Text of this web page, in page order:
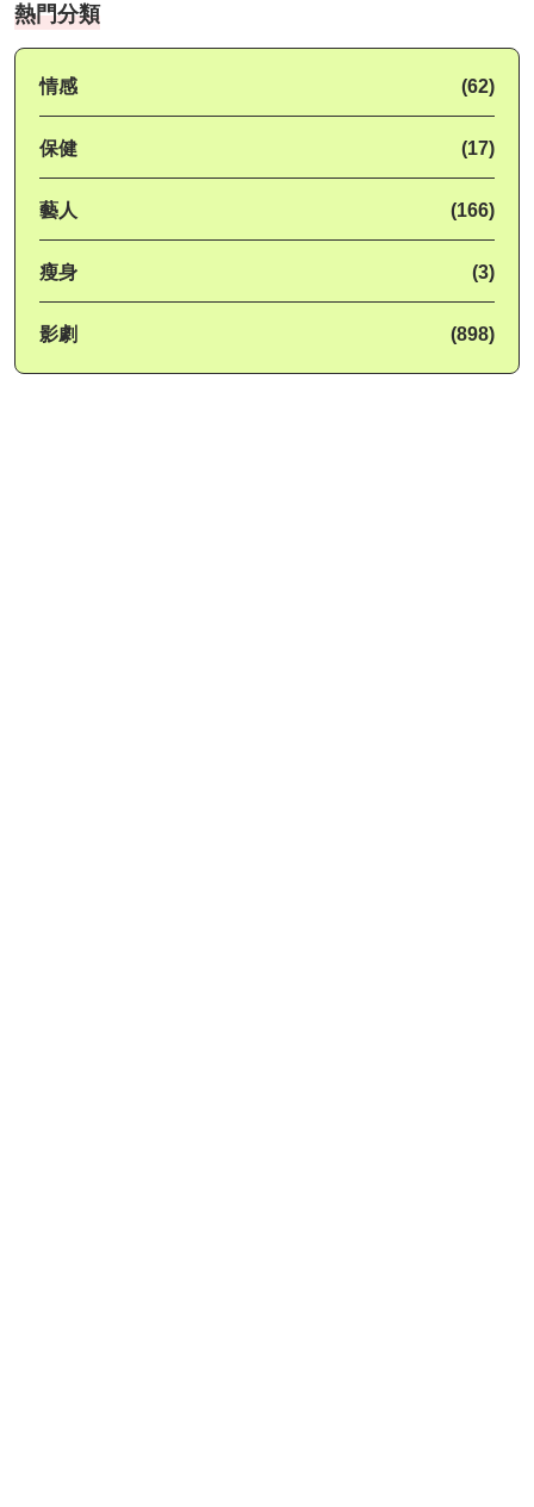
熱門分類
情感 (62)
保健 (17)
藝人 (166)
瘦身 (3)
影劇 (898)